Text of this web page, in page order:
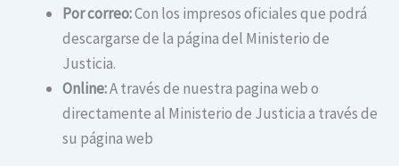
Por correo:Con los impresos oficiales que podrá
descargarse de la página del Ministerio de
Justicia.
Online:A través de nuestra pagina web o
directamente al Ministerio de Justicia a través de
su página web